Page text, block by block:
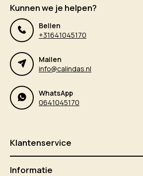
Kunnen we je helpen?
Bellen
+31641045170
Mailen
info@calindas.nl
WhatsApp
0641045170
Klantenservice
Informatie